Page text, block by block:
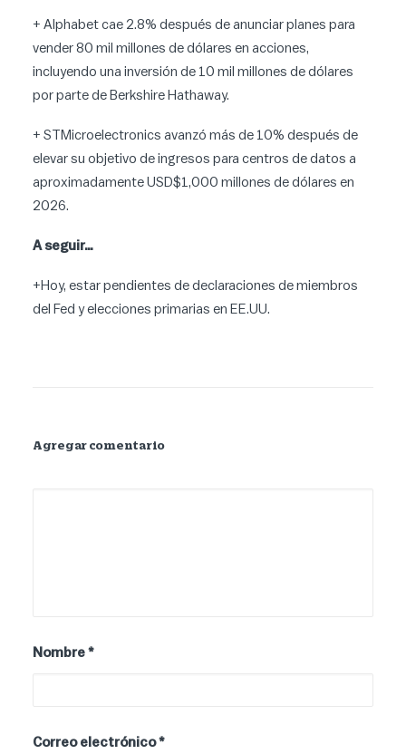
+ Alphabet cae 2.8% después de anunciar planes para
vender 80 mil millones de dólares en acciones,
incluyendo una inversión de 10 mil millones de dólares
por parte de Berkshire Hathaway.
+ STMicroelectronics avanzó más de 10% después de
elevar su objetivo de ingresos para centros de datos a
aproximadamente USD$1,000 millones de dólares en
2026.
A seguir…
+Hoy, estar pendientes de declaraciones de miembros
del Fed y elecciones primarias en EE.UU.
Agregar comentario
Nombre *
Correo electrónico*